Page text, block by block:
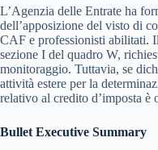
L’Agenzia delle Entrate ha
dell’apposizione del visto di
CAF e professionisti abilitati.
sezione I del quadro W,
monitoraggio. Tuttavia, se
attività estere per la
relativo al credito d’imposta
Bullet Executive Summary